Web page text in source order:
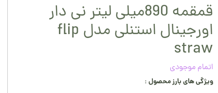
قمقمه 890میلی لیتر نی دار
اورجینال استنلی مدل flip
straw
اتمام موجودی
ویژگی های بارز محصول :